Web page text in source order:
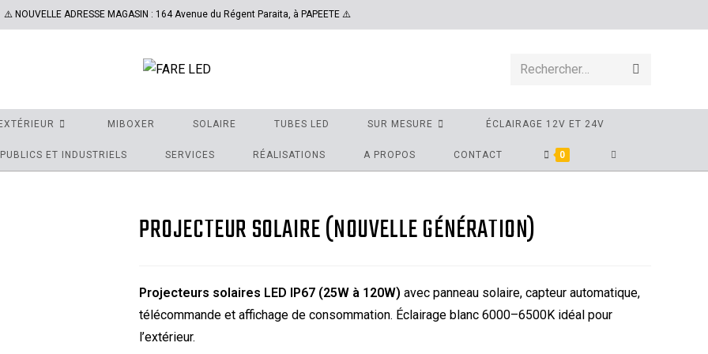
⚠️ NOUVELLE ADRESSE MAGASIN : 164 Avenue du Régent Paraita, à PAPEETE ⚠️
Rechercher…
EXTÉRIEUR MIBOXER SOLAIRE TUBES LED SUR MESURE ÉCLAIRAGE 12V ET 24V
PUBLICS ET INDUSTRIELS SERVICES RÉALISATIONS A PROPOS CONTACT 0
PROJECTEUR SOLAIRE (NOUVELLE GÉNÉRATION)
Projecteurs solaires LED IP67 (25W à 120W) avec panneau solaire, capteur automatique,
télécommande et affichage de consommation. Éclairage blanc 6000–6500K idéal pour
l’extérieur.